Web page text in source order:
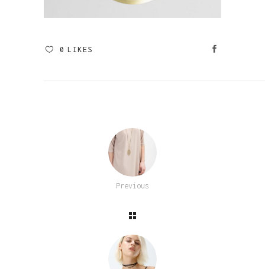
0 LIKES
Previous